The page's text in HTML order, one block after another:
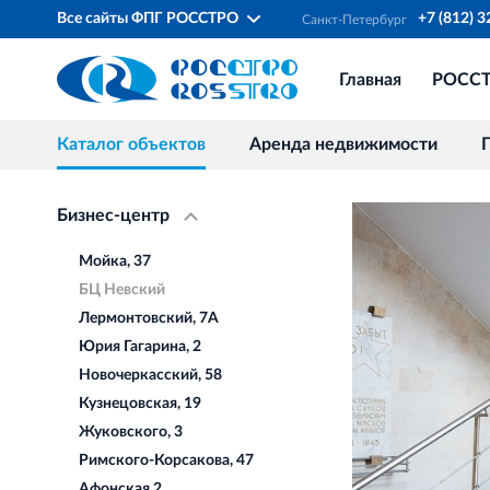
Все сайты ФПГ РОССТРО Санкт‐Петербург +7 (812)
Главная
Каталог объектов Аренда недвижимости
Бизнес-центр
Мойка, 37
БЦ Невский
Лермонтовский, 7А
Юрия Гагарина, 2
Новочеркасский, 58
Кузнецовская, 19
Жуковского, 3
Римского-Корсакова, 47